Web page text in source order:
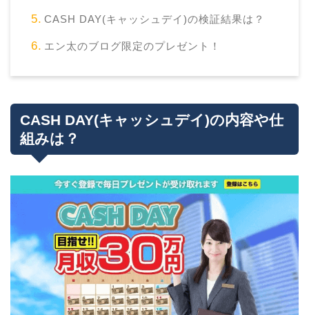
CASH DAY(キャッシュデイ)の検証結果は？
エン太のブログ限定のプレゼント！
CASH DAY(キャッシュデイ)の内容や仕
組みは？